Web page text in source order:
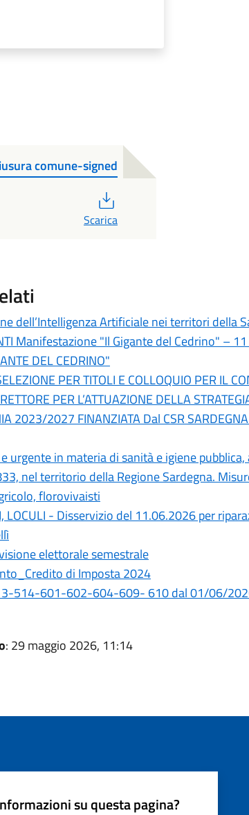
comune-signed
Scarica
dell’Intelligenza Artificiale nei territori della
Manifestazione "Il Gigante del Cedrino" –
DEL CEDRINO"
PER TITOLI E COLLOQUIO PER IL
PER L’ATTUAZIONE DELLA
2023/2027 FINANZIATA Dal CSR
urgente in materia di sanità e igiene pubblica,
nel territorio della Regione Sardegna.
florovivaisti
LOCULI - Disservizio del 11.06.2026 per
elettorale semestrale
di Imposta 2024
514-601-602-604-609- 610 dal 01/06/
: 29 maggio 2026, 11:14
su questa pagina?